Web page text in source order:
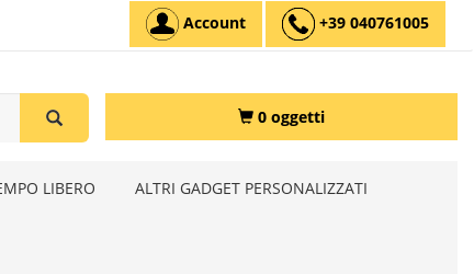
Account +39 040761005
0 oggetti
LIBERO ALTRI GADGET PERSONALIZZATI